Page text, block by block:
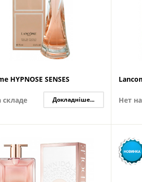
HYPNOSE SENSES
складе Докладніше... Нет